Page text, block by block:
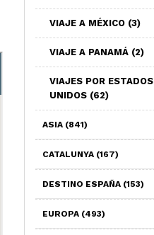
VIAJE A MÉXICO (3)
VIAJE A PANAMÁ (2)
VIAJES POR ESTADOS
UNIDOS (62)
ASIA (841)
CATALUNYA (167)
DESTINO ESPAÑA (153)
EUROPA (493)